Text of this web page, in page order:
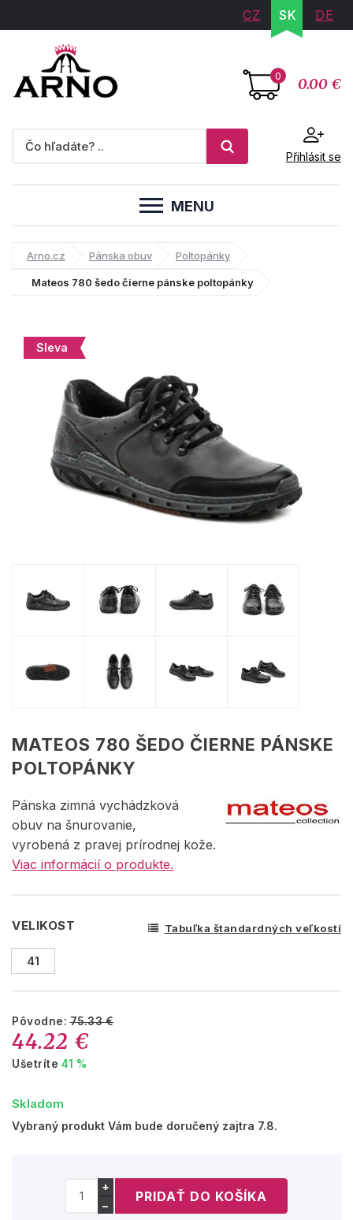
CZ SK DE
0 0.00 €
Přihlásit se
MENU
Arno.cz Pánska obuv Poltopánky
Mateos 780 šedo čierne pánske poltopánky
Sleva
MATEOS 780 ŠEDO ČIERNE PÁNSKE
POLTOPÁNKY
Pánska zimná vychádzková
obuv na šnurovanie,
vyrobená z pravej prírodnej kože.
Viac informácií o produkte.
VELIKOST Tabuľka štandardných veľkostí
41
Pôvodne:75.33 €
44.22 €
Ušetríte 41 %
Skladom
Vybraný produkt Vám bude doručený zajtra 7.8.
+
−